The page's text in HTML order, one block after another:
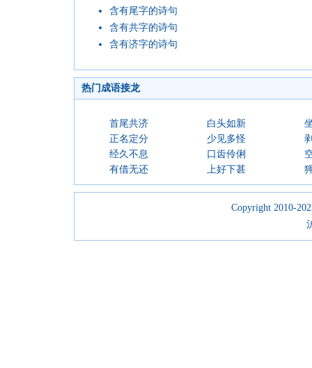
含有尾字的诗句
含有共字的诗句
含有济字的诗句
热门成语接龙
首尾共济 白头如新
正名定分
少见多怪
经久不息
口齿伶俐
有借无还
上好下甚
Copyright 2010-